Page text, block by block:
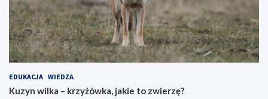
EDUKACJA WIEDZA
Kuzyn wilka – krzyżówka, jakie to zwierzę?